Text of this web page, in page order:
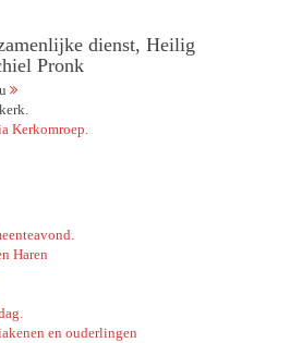
dienst, Heilig
Pronk
Kerkomroep.
Haren
en ouderlingen